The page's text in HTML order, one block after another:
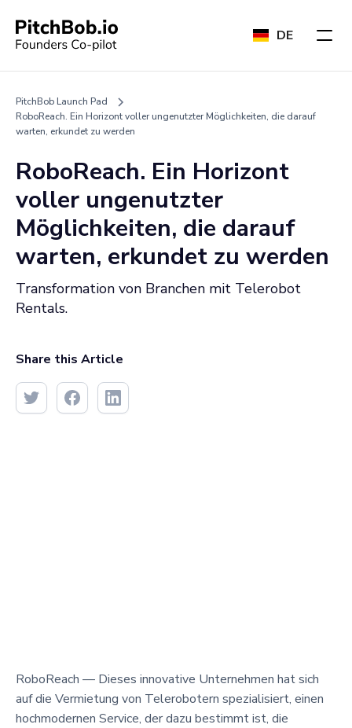
DE
PitchBob Launch Pad
RoboReach. Ein Horizont voller ungenutzter Möglichkeiten, die darauf
warten, erkundet zu werden
RoboReach. Ein Horizont
voller ungenutzter
Möglichkeiten, die darauf
warten, erkundet zu werden
Transformation von Branchen mit Telerobot
Rentals.
Share this Article
RoboReach — Dieses innovative Unternehmen hat sich
auf die Vermietung von Telerobotern spezialisiert, einen
hochmodernen Service, der dazu bestimmt ist, die